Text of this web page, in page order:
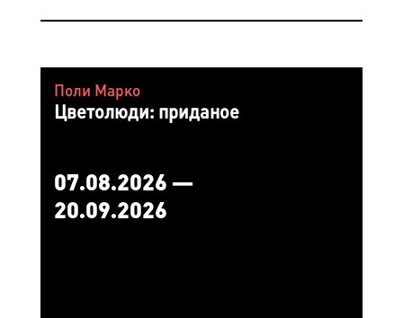
Поли Марко
Цветолюди: приданое
07.08.2026 —
20.09.2026